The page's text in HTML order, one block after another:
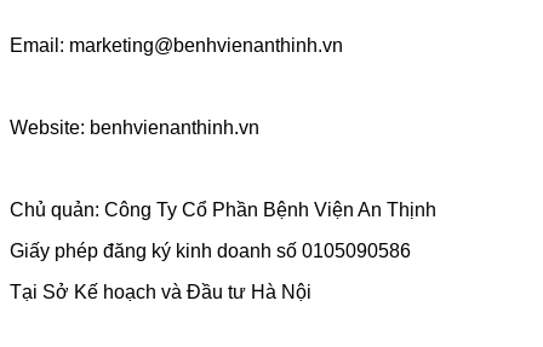
Email: marketing@benhvienanthinh.vn
Website: benhvienanthinh.vn
Chủ quản: Công Ty Cổ Phần Bệnh Viện An Thịnh
Giấy phép đăng ký kinh doanh số 0105090586
Tại Sở Kế hoạch và Đầu tư Hà Nội